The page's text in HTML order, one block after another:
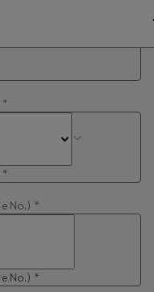
*
*
No.) *
No.) *